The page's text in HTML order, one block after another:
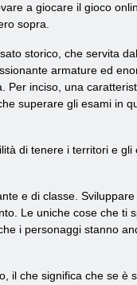
a giocare il gioco
sopra.
storico, che servita
armature ed
inciso, una
superare gli esami in
di tenere i territori e
e di classe.
Le uniche cose che ti
i personaggi stanno
che significa che se